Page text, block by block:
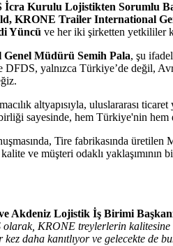
İcra Kurulu Lojistikten Sorumlu
KRONE Trailer
Yüncü ve her iki şirketten yetkililer
Müdürü Semih Pala, şu
yalnızca Türkiye’de değil,
altyapısıyla, uluslararası
sayesinde, hem Türkiye'nin
Tire fabrikasında üretilen
ve müşteri odaklı yaklaşımının
Akdeniz Lojistik İş Birimi
KRONE treylerlerin kalitesine
kez daha kanıtlıyor ve gelecekte de